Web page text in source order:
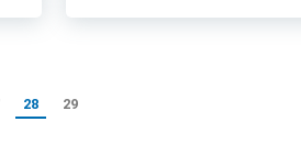
28 29